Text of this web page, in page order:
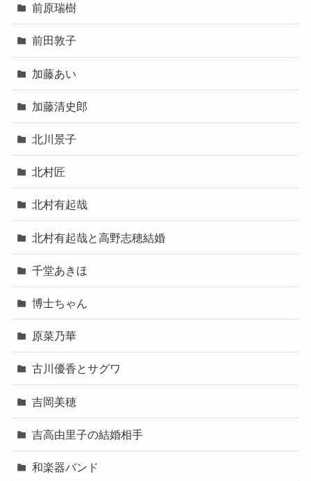
前原瑞樹
前田敦子
加藤あい
加藤清史郎
北川景子
北村匠
北村有起哉
北村有起哉と高野志穂結婚
千堂あきほ
博士ちゃん
原菜乃華
古川優香とサグワ
吉岡美穂
吉高由里子の結婚相手
和楽器バンド